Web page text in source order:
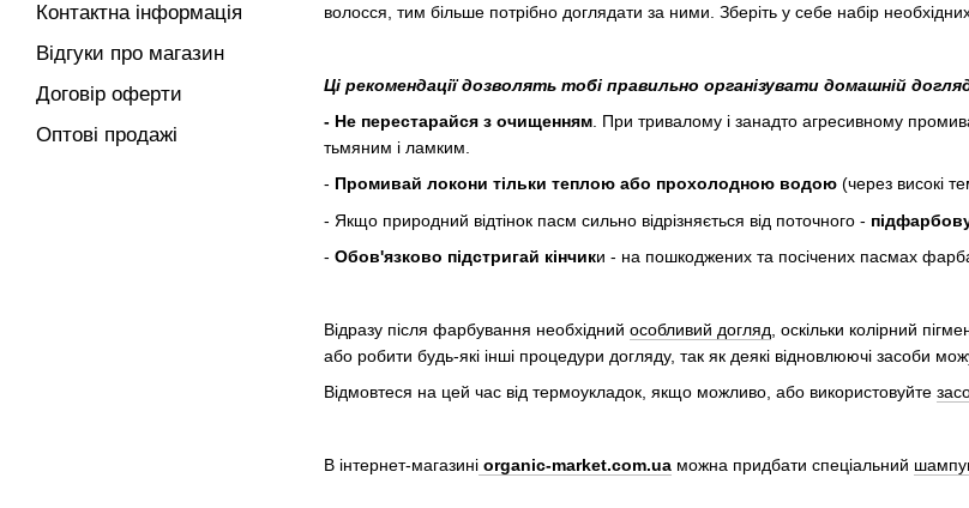
волосся, тим більше потрібно доглядати за ними. Зберіть у себе набір
Ці рекомендації дозволять тобі правильно організувати домашній
- Не перестарайся з очищенням . При тривалому і занадто агресивному
тьмяним і ламким.
- Промивай локони тільки теплою або прохолодною водою (через високі
- Якщо природний відтінок пасм сильно відрізняється від поточного -
- Обов'язково підстригай кінчики - на пошкоджених та посічених пасмах
Відразу після фарбування необхідний особливий догляд , оскільки колірний
або робити будь-які інші процедури догляду, так як деякі відновлюючі засоби
Відмовтеся на цей час від термоукладок, якщо можливо, або використовуйте
В інтернет-магазині organic-market.com.ua можна придбати спеціальний
Контактна інформація
Відгуки про магазин
Договір оферти
Оптові продажі